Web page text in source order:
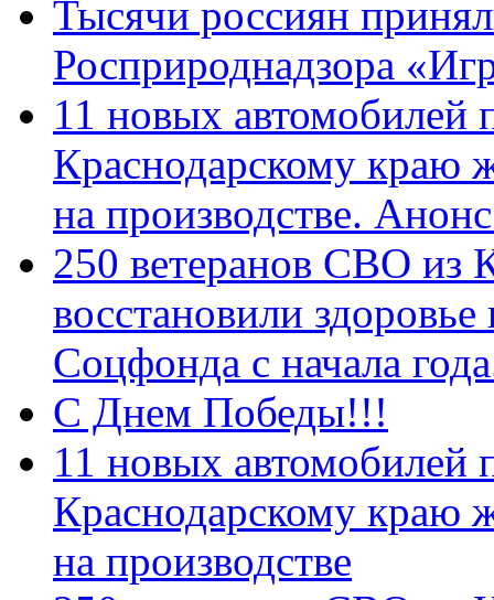
Тысячи россиян
Росприроднадзора
11 новых автомобилей
Краснодарскому краю
на производстве.
250 ветеранов СВО из
восстановили
Соцфонда с начала
С Днем Победы!!!
11 новых автомобилей
Краснодарскому краю
на производстве